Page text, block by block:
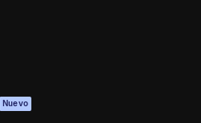
Nuevo